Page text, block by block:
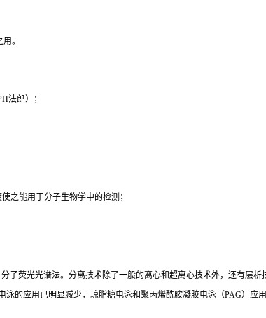
。
法郎）；
之能用于分子生物学中的检测；
荧光光谱法。分离技术除了一般的离心和超离心技术外，还有层
的应用已明显减少，琼脂糖电泳和聚丙烯酰胺凝胶电泳（PAG）应